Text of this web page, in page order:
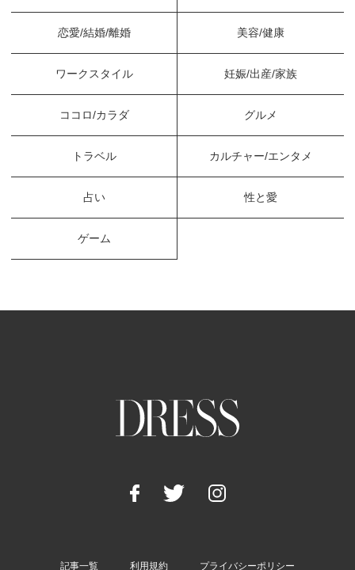
恋愛/結婚/離婚 美容/健康
ワークスタイル 妊娠/出産/家族
ココロ/カラダ グルメ
トラベル カルチャー/エンタメ
占い 性と愛
ゲーム
記事一覧 利用規約 プライバシーポリシー